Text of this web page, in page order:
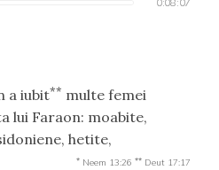
a iubit** multe femei
lui Faraon: moabite,
hetite,
* Neem 13:26 ** Deut 17:17